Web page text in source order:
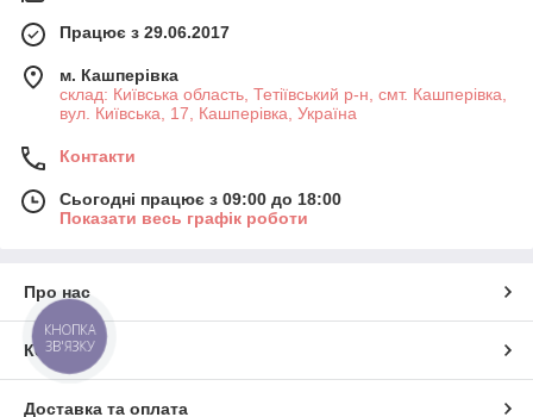
Працює з 29.06.2017
м. Кашперівка
склад: Київська область, Тетіївський р-н, смт. Кашперівка,
вул. Київська, 17, Кашперівка, Україна
Контакти
Сьогодні працює з 09:00 до 18:00
Показати весь графік роботи
Про нас
Контакти
Доставка та оплата
КНОПКА
ЗВ'ЯЗКУ